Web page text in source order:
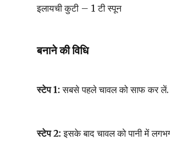
इलायची कुटी – 1 टी स्पून
बनाने की विधि
स्टेप 1: सबसे पहले चावल को साफ कर लें.
स्टेप 2: इसके बाद चावल को पानी में